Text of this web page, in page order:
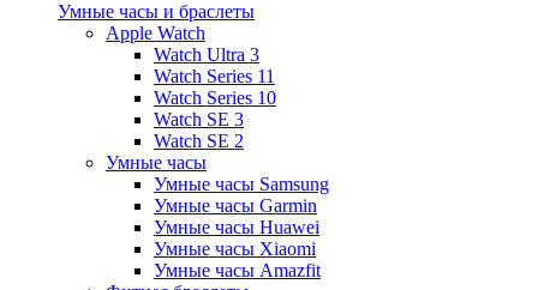
Умные часы и браслеты
Apple Watch
Watch Ultra 3
Watch Series 11
Watch Series 10
Watch SE 3
Watch SE 2
Умные часы
Умные часы Samsung
Умные часы Garmin
Умные часы Huawei
Умные часы Xiaomi
Умные часы Amazfit